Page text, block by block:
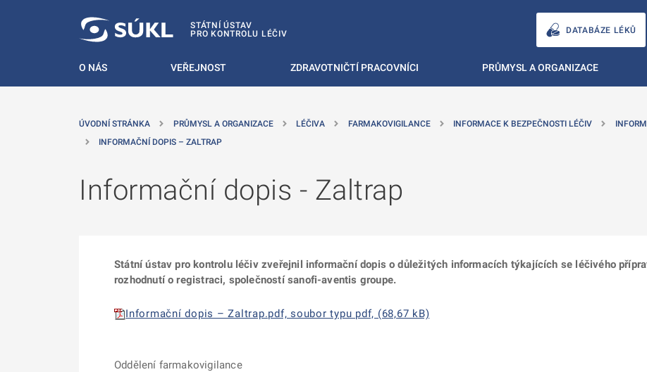
STÁTNÍ ÚSTAV
PRO KONTROLU LÉČIV
DATABÁZE LÉKŮ
O NÁS VEŘEJNOST ZDRAVOTNIČTÍ PRACOVNÍCI PRŮMYSL A ORGANIZACE
ÚVODNÍ STRÁNKA PRŮMYSL A ORGANIZACE LÉČIVA FARMAKOVIGILANCE INFORMACE K BEZPEČNOSTI LÉČIV
INFORMAČNÍ DOPIS – ZALTRAP
Informační dopis - Zaltrap
Státní ústav pro kontrolu léčiv zveřejnil informační dopis o důležitých informacích týkajících se léčivého
rozhodnutí o registraci, společností sanofi-aventis groupe.
Informační dopis – Zaltrap.pdf, soubor typu pdf, (68,67 kB)
Oddělení farmakovigilance